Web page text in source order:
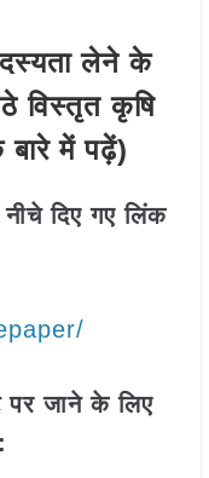
लेने के
विस्तृत कृषि
में पढ़ें)
दिए गए लिंक
जाने के लिए